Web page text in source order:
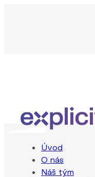
Úvod
O nás
Náš tým